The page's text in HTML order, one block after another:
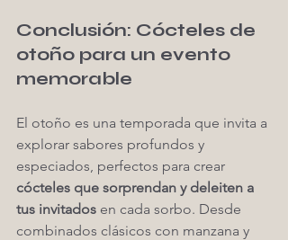
Conclusión: Cócteles de
otoño para un evento
memorable
El otoño es una temporada que invita a
explorar sabores profundos y
especiados, perfectos para crear
cócteles que sorprendan y deleiten a
tus invitados en cada sorbo. Desde
combinados clásicos con manzana y